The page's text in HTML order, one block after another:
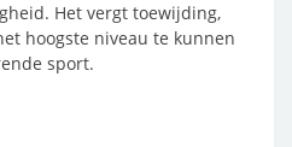
Het vergt toewijding,
hoogste niveau te kunnen
sport.